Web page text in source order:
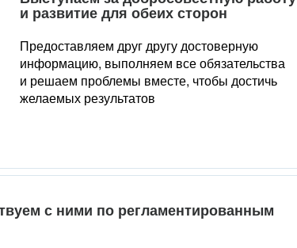
и развитие для обеих сторон
Предоставляем друг другу достоверную
информацию, выполняем все обязательства
и решаем проблемы вместе, чтобы достичь
желаемых результатов
с ними по регламентированным